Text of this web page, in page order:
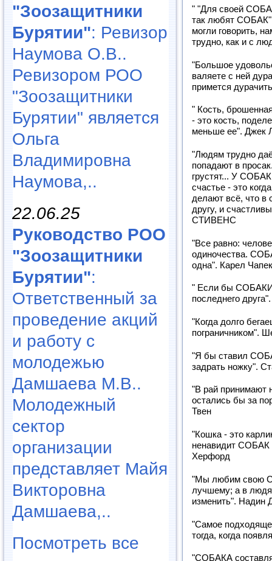
"Зоозащитники
Бурятии": Ревизор
Наумова О.В..
Ревизором РОО
"Зоозащитники
Бурятии" является
Ольга
Владимировна
Наумова,..
22.06.25
Руководство РОО
"Зоозащитники
Бурятии":
Ответственный за
проведение акций
и работу с
молодежью
Дамшаева М.В..
Молодежный
сектор
организации
представляет Майя
Викторовна
Дамшаева,..
Посмотреть все
" "Для своей
так любят
могли говорить,
трудно, как и с
"Большое
валяете с ней
примется
" Кость,
- это кость,
меньше ее". Джек
"Людям трудно
попадают в
грустят... У СОБАК
счастье - это
делают всё, что в
другу, и
СТИВЕНС
"Все равно:
одиночества.
одна". Карел Чапек
" Если бы СОБАКИ
последнего
"Когда долго
пограничником".
"Я бы ставил
задрать ножку".
"В рай принимают
остались бы за
Твен
"Кошка - это
ненавидит СОБАК
Херфорд
"Мы любим свою
лучшему; а в
изменить". Надин
"Самое
тогда, когда
"СОБАКА